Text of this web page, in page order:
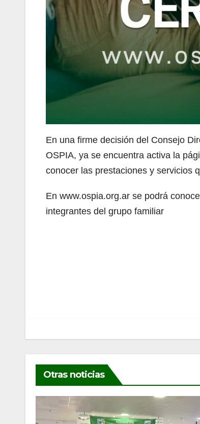
En una firme decisión del Consejo
OSPIA, ya se encuentra activa la
conocer las prestaciones y servicios
En www.ospia.org.ar se podrá
integrantes del grupo familiar
Otras noticias